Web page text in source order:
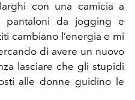
con una camicia a
pantaloni da jogging e
cambiano l’energia e mi
di avere un nuovo
lasciare che gli stupidi
alle donne guidino le